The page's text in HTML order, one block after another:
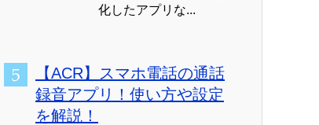
化したアプリな...
【ACR】スマホ電話の通話
録音アプリ！使い方や設定
を解説！